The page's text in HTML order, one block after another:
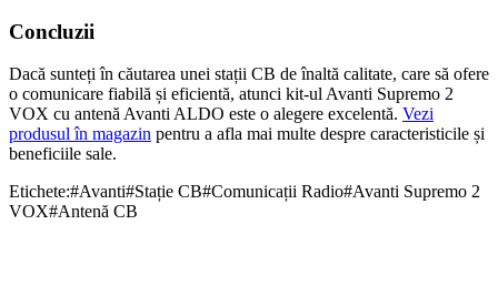
Concluzii
Dacă sunteți în căutarea unei stații CB de înaltă calitate, care să ofere
o comunicare fiabilă și eficientă, atunci kit-ul Avanti Supremo 2
VOX cu antenă Avanti ALDO este o alegere excelentă. Vezi
produsul în magazin pentru a afla mai multe despre caracteristicile și
beneficiile sale.
Etichete:#Avanti#Stație CB#Comunicații Radio#Avanti Supremo 2
VOX#Antenă CB